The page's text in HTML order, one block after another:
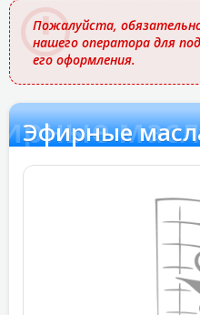
Пожалуйста,
нашего оператора для
его оформления.
Эфирные